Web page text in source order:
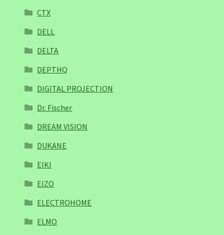
CTX
DELL
DELTA
DEPTHQ
DIGITAL PROJECTION
Dr. Fischer
DREAM VISION
DUKANE
EIKI
EIZO
ELECTROHOME
ELMO